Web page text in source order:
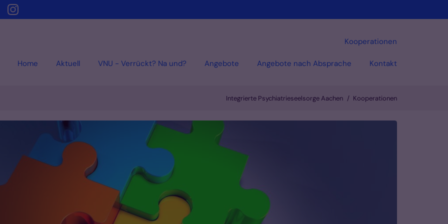
Home Aktuell VNU - Verrückt? Na und? Angebote Angebote nach Absprache Kontakt
Kooperationen
Integrierte Psychiatrieseelsorge Aachen Kooperationen